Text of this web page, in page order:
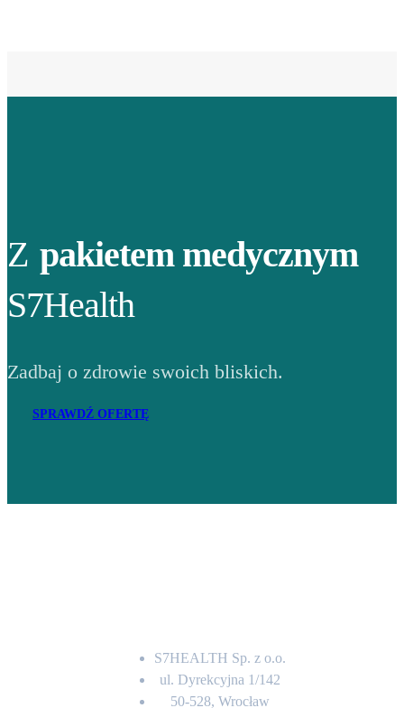
Z pakietem medycznym
S7Health
Zadbaj o zdrowie swoich bliskich.
SPRAWDŹ OFERTĘ
S7HEALTH Sp. z o.o.
ul. Dyrekcyjna 1/142
50-528, Wrocław